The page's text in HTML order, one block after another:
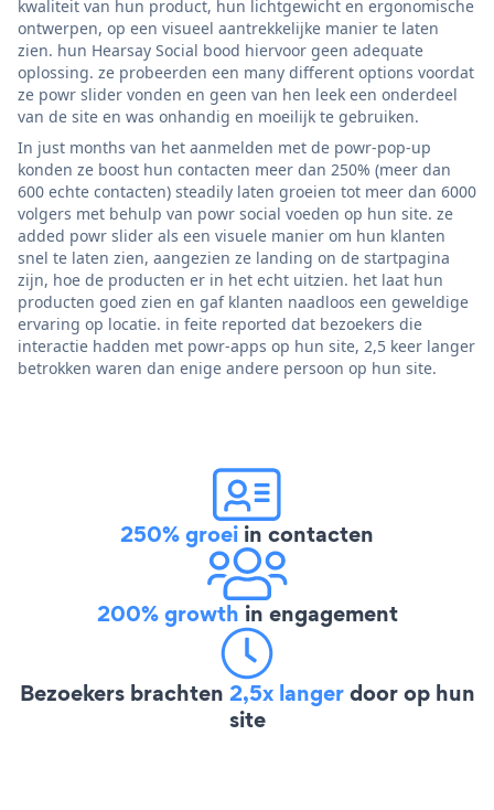
kwaliteit van hun product, hun lichtgewicht en ergonomische
ontwerpen, op een visueel aantrekkelijke manier te laten
zien. hun Hearsay Social bood hiervoor geen adequate
oplossing. ze probeerden een many different options voordat
ze powr slider vonden en geen van hen leek een onderdeel
van de site en was onhandig en moeilijk te gebruiken.
In just months van het aanmelden met de powr-pop-up
konden ze boost hun contacten meer dan 250% (meer dan
600 echte contacten) steadily laten groeien tot meer dan 6000
volgers met behulp van powr social voeden op hun site. ze
added powr slider als een visuele manier om hun klanten
snel te laten zien, aangezien ze landing on de startpagina
zijn, hoe de producten er in het echt uitzien. het laat hun
producten goed zien en gaf klanten naadloos een geweldige
ervaring op locatie. in feite reported dat bezoekers die
interactie hadden met powr-apps op hun site, 2,5 keer langer
betrokken waren dan enige andere persoon op hun site.
250% groei in contacten
200% growth in engagement
Bezoekers brachten 2,5x langerdoor op hun
site